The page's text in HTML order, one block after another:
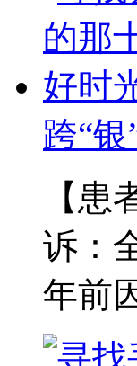
跨“
【
诉：
年前